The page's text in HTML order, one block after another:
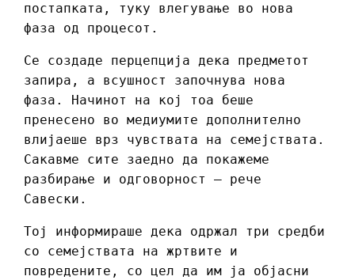
постапката, туку влегување во нова
фаза од процесот.
Се создаде перцепција дека предметот
запира, а всушност започнува нова
фаза. Начинот на кој тоа беше
пренесено во медиумите дополнително
влијаеше врз чувствата на семејствата.
Сакавме сите заедно да покажеме
разбирање и одговорност – рече
Савески.
Тој информираше дека одржал три средби
со семејствата на жртвите и
повредените, со цел да им ја објасни